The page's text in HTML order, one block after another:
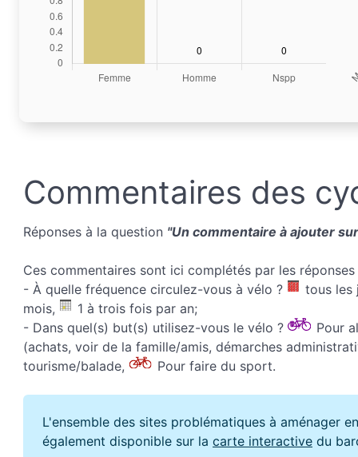
Commentaires des
Réponses à la question "Un commentaire à ajouter
Ces commentaires sont ici complétés par les
- À quelle fréquence circulez-vous à vélo ?
tous les
mois,
1 à trois fois par an;
- Dans quel(s) but(s) utilisez-vous le vélo ?
Pour
(achats, voir de la famille/amis, démarches
tourisme/balade,
Pour faire du sport.
L'ensemble des sites problématiques à aménager
également disponible sur la carte interactive du